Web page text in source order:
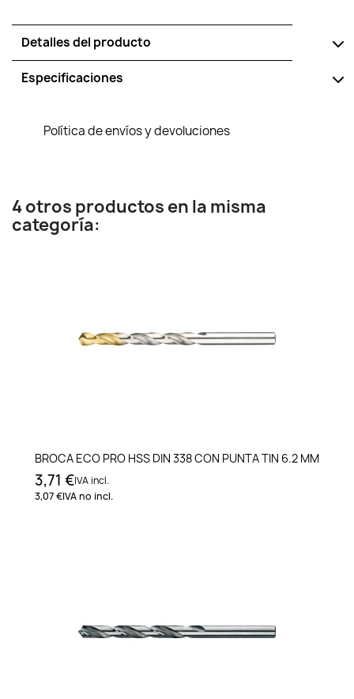
Detalles del producto
Especificaciones
Política de envíos y devoluciones
4 otros productos en la misma
categoría:
BROCA ECO PRO HSS DIN 338 CON PUNTA TIN 6.2 MM
3,71 €IVA incl.
3,07 €IVA no incl.